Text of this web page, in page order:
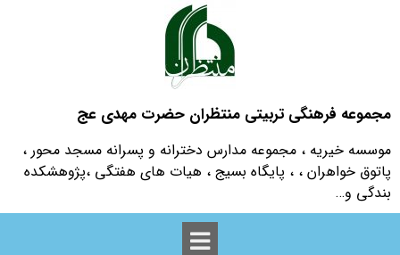
مجموعه فرهنگی تربیتی منتظران حضرت مهدی عج
موسسه خیریه ، مجموعه مدارس دخترانه و پسرانه مسجد محور ،
پاتوق خواهران ، ، پایگاه بسیج ، هیات های هفتگی ،پژوهشکده
بندگی و…